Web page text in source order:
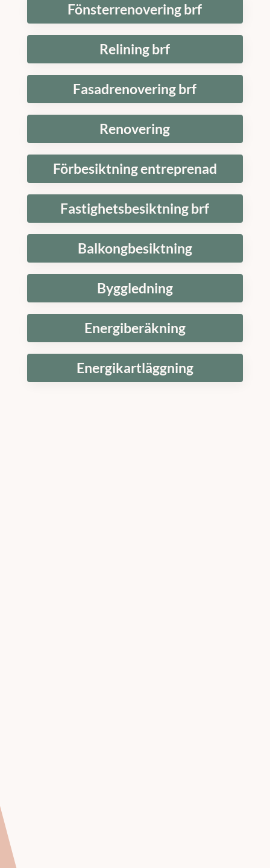
Fönsterrenovering brf
Relining brf
Fasadrenovering brf
Renovering
Förbesiktning entreprenad
Fastighetsbesiktning brf
Balkongbesiktning
Byggledning
Energiberäkning
Energikartläggning